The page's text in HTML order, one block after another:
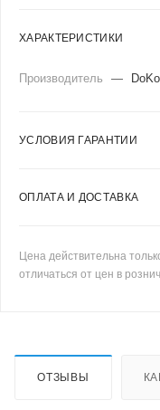
ХАРАКТЕРИСТИКИ
Производитель —
УСЛОВИЯ ГАРАНТИИ
ОПЛАТА И ДОСТАВКА
Цена действительна
отличаться от цен в
ОТЗЫВЫ